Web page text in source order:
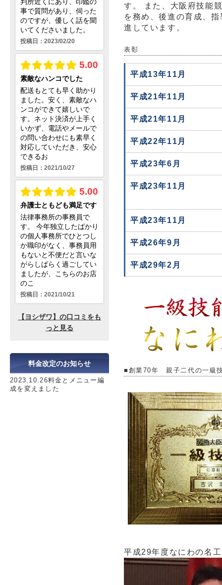
す。 また、大阪府技能
を務め、後進の育成、
進しています。
表彰
平成13年11月
平成21年11月
平成21年11月
平成22年11月
平成23年6月
平成23年11月
平成23年11月
平成26年9月
平成29年2月
■創業70年 親子二代の一級
平成29年度なにわの名
料金改定のお知らせ
2023.10.26料金とメニュー編
成を変えました